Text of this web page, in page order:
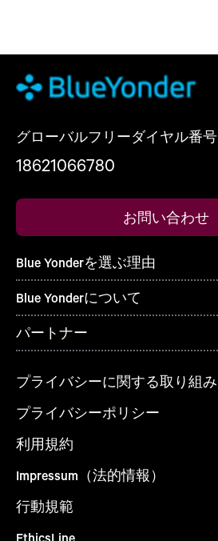
グローバルフリーダイヤル番号
18621066780
お問い合わせ
Blue Yonderを選ぶ理由
Blue Yonderについて
パートナー
プライバシーに関する取り組み
プライバシーポリシー
利用規約
Impressum（法的情報）
行動規範
EthicsLine